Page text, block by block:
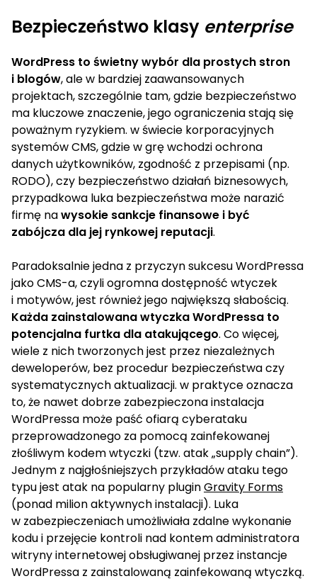
Bezpieczeństwo klasy enterprise
WordPress to świetny wybór dla prostych stron
i blogów, ale w bardziej zaawansowanych
projektach, szczególnie tam, gdzie bezpieczeństwo
ma kluczowe znaczenie, jego ograniczenia stają się
poważnym ryzykiem. w świecie korporacyjnych
systemów CMS, gdzie w grę wchodzi ochrona
danych użytkowników, zgodność z przepisami (np.
RODO), czy bezpieczeństwo działań biznesowych,
przypadkowa luka bezpieczeństwa może narazić
firmę nawysokie sankcje finansowe i być
zabójcza dla jej rynkowej reputacji.
Paradoksalnie jedna z przyczyn sukcesu WordPressa
jako CMS-a, czyli ogromna dostępność wtyczek
i motywów, jest również jego największą słabością.
Każda zainstalowana wtyczka WordPressa to
potencjalna furtka dla atakującego. Co więcej,
wiele z nich tworzonych jest przez niezależnych
deweloperów, bez procedur bezpieczeństwa czy
systematycznych aktualizacji. w praktyce oznacza
to, że nawet dobrze zabezpieczona instalacja
WordPressa może paść ofiarą cyberataku
przeprowadzonego za pomocą zainfekowanej
złośliwym kodem wtyczki (tzw. atak „supply chain”).
Jednym z najgłośniejszych przykładów ataku tego
typu jest atak na popularny pluginGravity Forms
(ponad milion aktywnych instalacji). Luka
w zabezpieczeniach umożliwiała zdalne wykonanie
kodu i przejęcie kontroli nad kontem administratora
witryny internetowej obsługiwanej przez instancje
WordPressa z zainstalowaną zainfekowaną wtyczką.